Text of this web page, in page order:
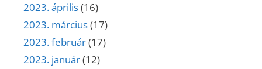
2023. április(16)
2023. március(17)
2023. február(17)
2023. január(12)